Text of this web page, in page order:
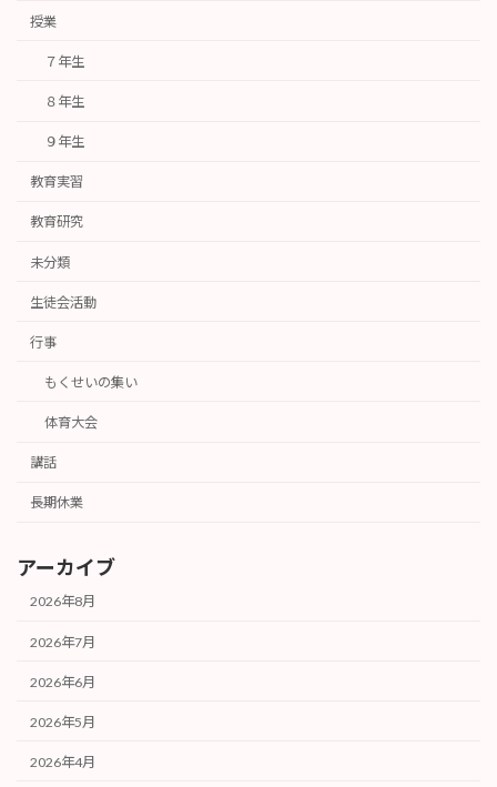
授業
７年生
８年生
９年生
教育実習
教育研究
未分類
生徒会活動
行事
もくせいの集い
体育大会
講話
長期休業
アーカイブ
2026年8月
2026年7月
2026年6月
2026年5月
2026年4月